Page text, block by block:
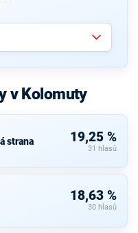
v Kolomuty
strana 19,25 %
31 hlasů
18,63 %
30 hlasů